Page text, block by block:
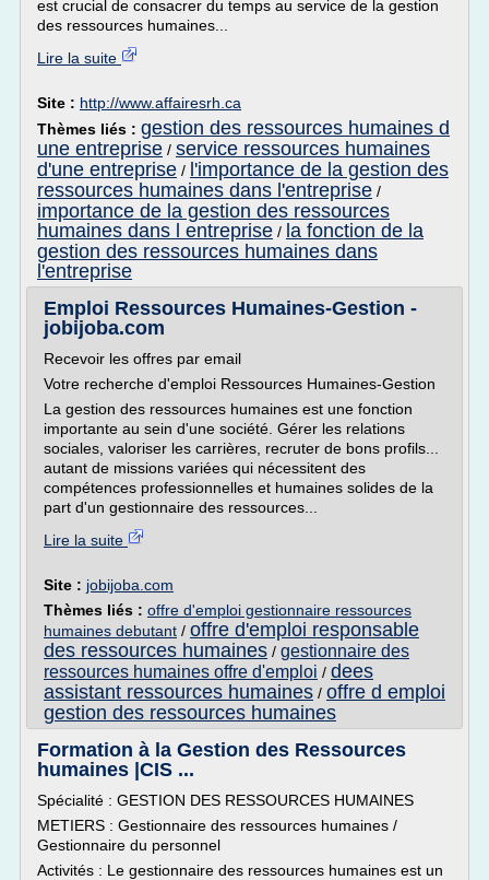
est crucial de consacrer du temps au service de la gestion
des ressources humaines...
Lire la suite
Site : http://www.affairesrh.ca
Thèmes liés : gestion des ressources humaines d
une entreprise / service ressources humaines
d'une entreprise / l'importance de la gestion des
ressources humaines dans l'entreprise /
importance de la gestion des ressources
humaines dans l entreprise / la fonction de la
gestion des ressources humaines dans
l'entreprise
Emploi Ressources Humaines-Gestion -
jobijoba.com
Recevoir les offres par email
Votre recherche d'emploi Ressources Humaines-Gestion
La gestion des ressources humaines est une fonction
importante au sein d'une société. Gérer les relations
sociales, valoriser les carrières, recruter de bons profils...
autant de missions variées qui nécessitent des
compétences professionnelles et humaines solides de la
part d'un gestionnaire des ressources...
Lire la suite
Site : jobijoba.com
Thèmes liés : offre d'emploi gestionnaire ressources
humaines debutant / offre d'emploi responsable
des ressources humaines / gestionnaire des
ressources humaines offre d'emploi / dees
assistant ressources humaines / offre d emploi
gestion des ressources humaines
Formation à la Gestion des Ressources
humaines |CIS ...
Spécialité : GESTION DES RESSOURCES HUMAINES
METIERS : Gestionnaire des ressources humaines /
Gestionnaire du personnel
Activités : Le gestionnaire des ressources humaines est un